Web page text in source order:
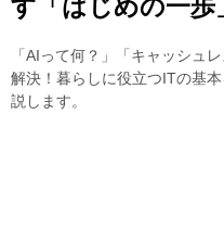
す「はじめの一歩
「AIって何？」「キャッシュ
解決！暮らしに役立つITの基
説します。